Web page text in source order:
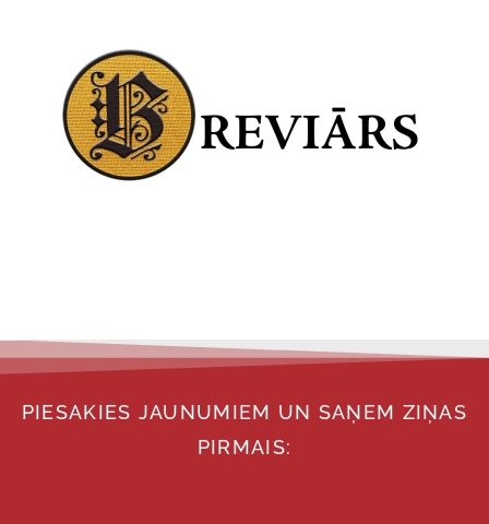
PIESAKIES JAUNUMIEM UN SAŅEM ZIŅAS
PIRMAIS: